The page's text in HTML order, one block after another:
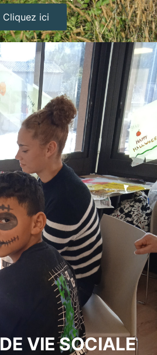
Cliquez ici
VIE SOCIALE